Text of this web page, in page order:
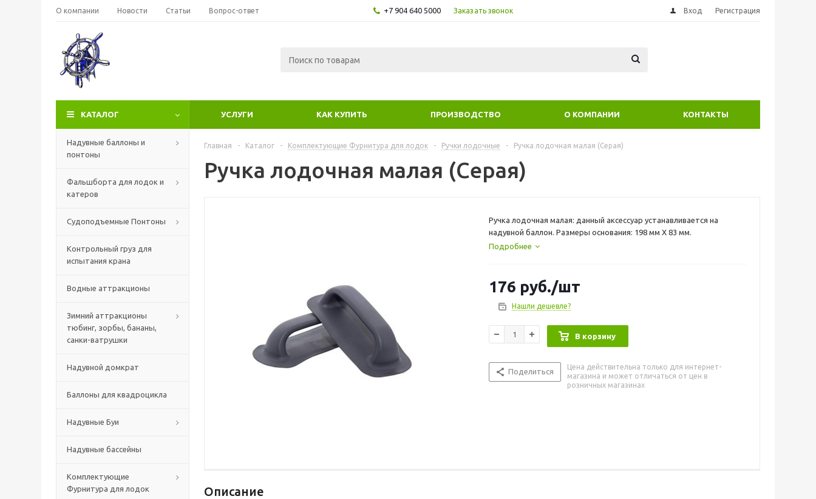
О компании Новости Статьи Вопрос-ответ +7 904 640 5000 Заказать звонок Вход Регистрация
КАТАЛОГ УСЛУГИ КАК КУПИТЬ ПРОИЗВОДСТВО О КОМПАНИИ КОНТАКТЫ
Надувные баллоны и
понтоны
Фальшборта для лодок и
катеров
Судоподъемные Понтоны
Контрольный груз для
испытания крана
Водные аттракционы
Зимний аттракционы
тюбинг, зорбы, бананы,
санки-ватрушки
Надувной домкрат
Баллоны для квадроцикла
Надувные Буи
Надувные бассейны
Комплектующие
Фурнитура для лодок
Главная - Каталог - Комплектующие Фурнитура для лодок - Ручки лодочные - Ручка лодочная малая (Серая)
Ручка лодочная малая (Серая)
Ручка лодочная малая: данный аксессуар устанавливается на
надувной баллон. Размеры основания: 198 мм Х 83 мм.
Подробнее
176 руб./шт
Нашли дешевле?
В корзину
Поделиться
Цена действительна только для интернет-
магазина и может отличаться от цен в
розничных магазинах
Описание